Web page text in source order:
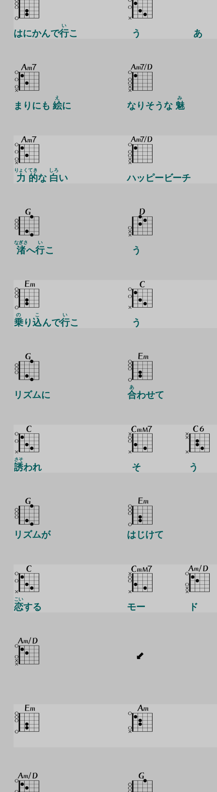
はにかんで行
い
こ う あ
まりにも 絵
え
に なりそうな 魅
み
力
りょく
的
てき
な 白
しろ
い ハッピービーチ
渚
なぎさ
へ行
い
こ う
乗
の
り込
こ
んで行
い
こ う
リズムに 合
あ
わせて
誘
さそ
われ そ う
リズムが はじけて
恋
こい
する モー ド